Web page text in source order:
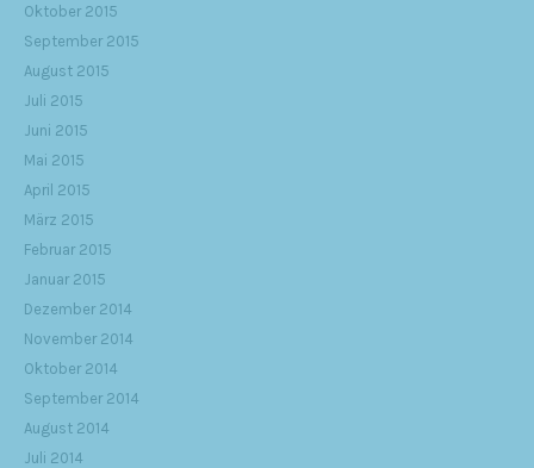
Oktober 2015
September 2015
August 2015
Juli 2015
Juni 2015
Mai 2015
April 2015
März 2015
Februar 2015
Januar 2015
Dezember 2014
November 2014
Oktober 2014
September 2014
August 2014
Juli 2014